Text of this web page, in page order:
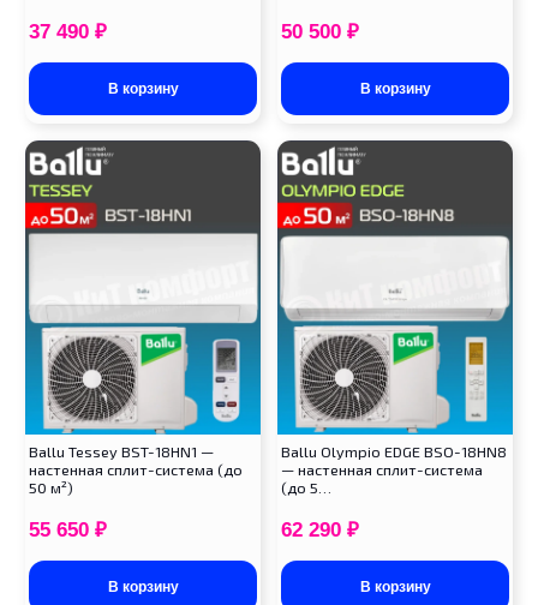
37 490 ₽
В корзину
50 500 ₽
В корзину
Ballu Tessey BST-18HN1 —
настенная сплит-система (до
50 м²)
55 650 ₽
В корзину
Ballu Olympio EDGE BSO-18HN8
— настенная сплит-система
(до 5…
62 290 ₽
В корзину